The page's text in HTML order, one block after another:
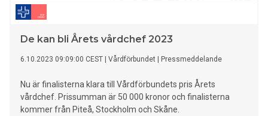
De kan bli Årets vårdchef 2023
6.10.2023 09:09:00 CEST Vårdförbundet Pressmeddelande
Nu är finalisterna klara till Vårdförbundets pris Årets
vårdchef. Prissumman är 50 000 kronor och finalisterna
kommer från Piteå, Stockholm och Skåne.